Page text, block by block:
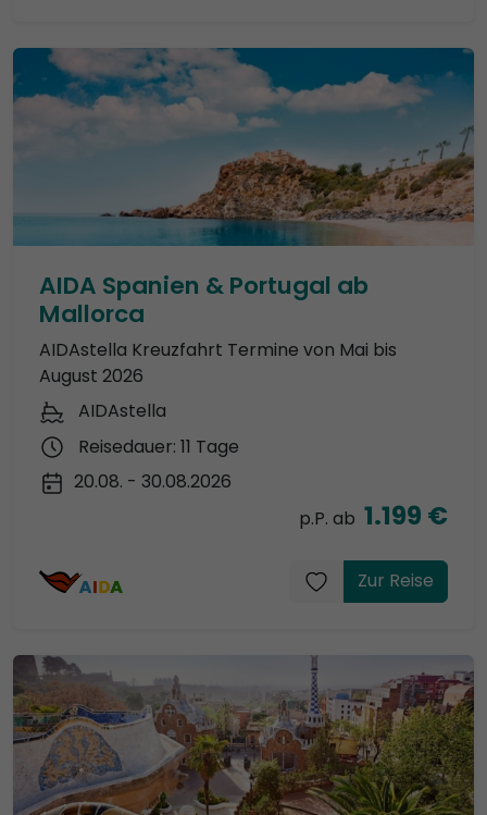
AIDA Spanien & Portugal ab
Mallorca
AIDAstella Kreuzfahrt Termine von Mai bis
August 2026
AIDAstella
Reisedauer: 11 Tage
20.08. - 30.08.2026
p.P. ab 1.199 €
Zur Reise